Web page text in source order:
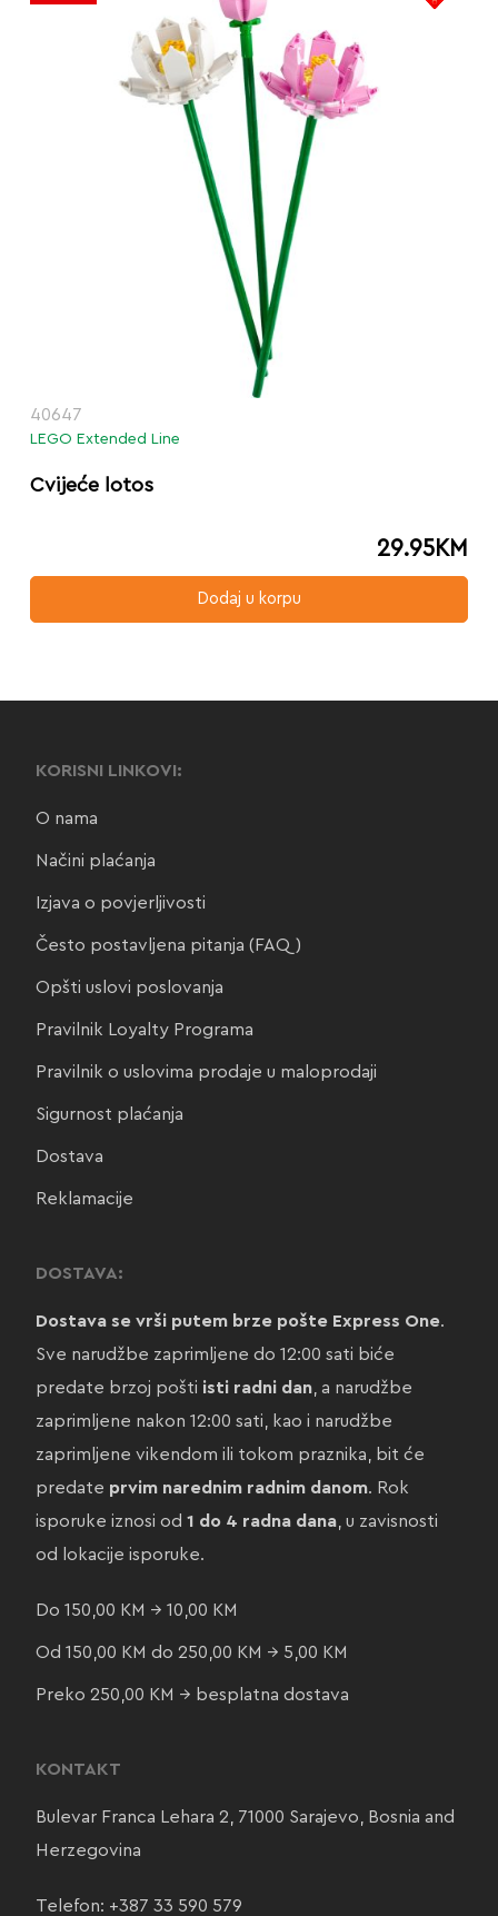
40647
LEGO Extended Line
Cvijeće lotos
29.95KM
Dodaj u korpu
KORISNI LINKOVI:
O nama
Načini plaćanja
Izjava o povjerljivosti
Često postavljena pitanja (FAQ)
Opšti uslovi poslovanja
Pravilnik Loyalty Programa
Pravilnik o uslovima prodaje u maloprodaji
Sigurnost plaćanja
Dostava
Reklamacije
DOSTAVA:
Dostava se vrši putem brze pošte Express One.
Sve narudžbe zaprimljene do 12:00 sati biće
predate brzoj pošti isti radni dan, a narudžbe
zaprimljene nakon 12:00 sati, kao i narudžbe
zaprimljene vikendom ili tokom praznika, bit će
predate prvim narednim radnim danom. Rok
isporuke iznosi od 1 do 4 radna dana, u zavisnosti
od lokacije isporuke.
Do 150,00 KM → 10,00 KM
Od 150,00 KM do 250,00 KM → 5,00 KM
Preko 250,00 KM → besplatna dostava
KONTAKT
Bulevar Franca Lehara 2, 71000 Sarajevo, Bosnia and
Herzegovina
Telefon: +387 33 590 579